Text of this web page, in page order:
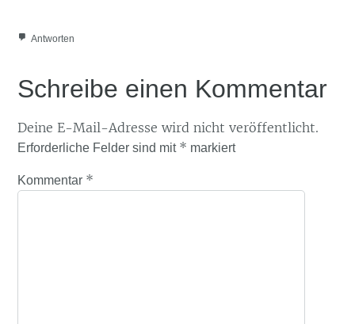
Antworten
Schreibe einen Kommentar
Deine E-Mail-Adresse wird nicht veröffentlicht.
Erforderliche Felder sind mit * markiert
Kommentar *